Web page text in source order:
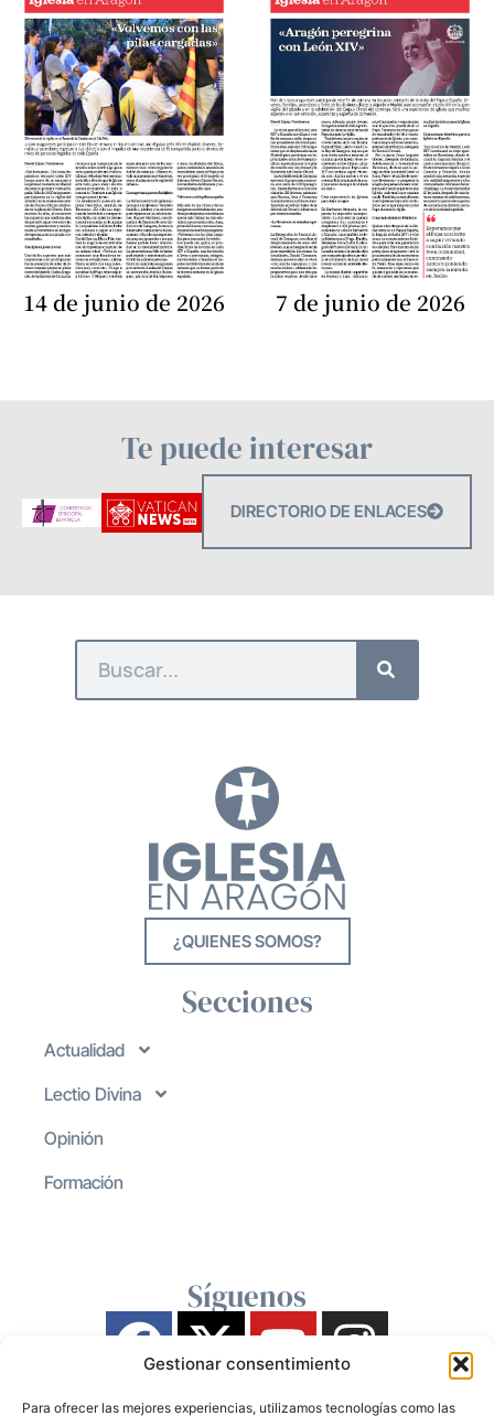
Gestionar consentimiento
Para ofrecer las mejores experiencias, utilizamos tecnologías como las
14 de junio de 2026 7 de junio de 2026
Te puede interesar
DIRECTORIO DE ENLACES
¿QUIENES SOMOS?
Secciones
Actualidad
Lectio Divina
Opinión
Formación
Síguenos